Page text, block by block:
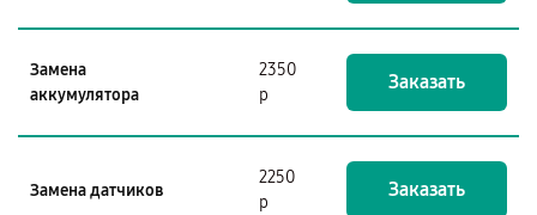
Замена
аккумулятора
2350
р
Заказать
Замена датчиков
2250
р
Заказать